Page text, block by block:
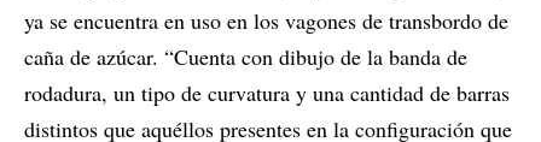
ya se encuentra en uso en los vagones de transbordo de
caña de azúcar. “Cuenta con dibujo de la banda de
rodadura, un tipo de curvatura y una cantidad de barras
distintos que aquéllos presentes en la configuración que